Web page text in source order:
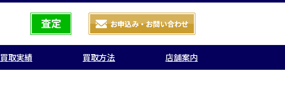
買取実績 買取方法 店舗案内